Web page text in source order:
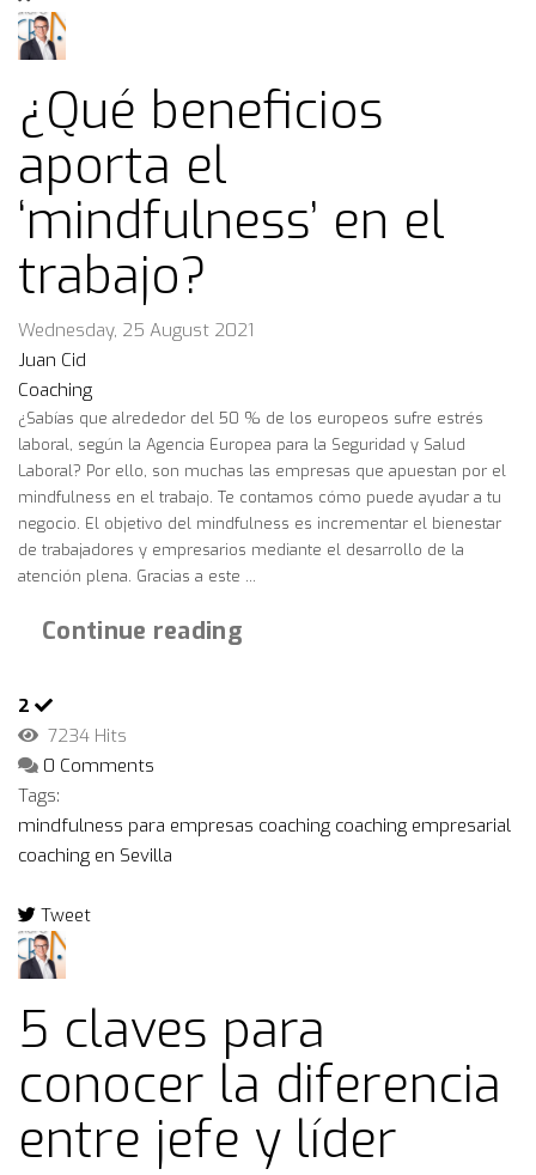
¿Qué beneficios
aporta el
‘mindfulness’ en el
trabajo?
Wednesday, 25 August 2021
Juan Cid
Coaching
¿Sabías que alrededor del 50 % de los europeos sufre estrés
laboral, según la Agencia Europea para la Seguridad y Salud
Laboral? Por ello, son muchas las empresas que apuestan por el
mindfulness en el trabajo. Te contamos cómo puede ayudar a tu
negocio. El objetivo del mindfulness es incrementar el bienestar
de trabajadores y empresarios mediante el desarrollo de la
atención plena. Gracias a este ...
Continue reading
2
7234 Hits
0 Comments
Tags:
mindfulness para empresas coaching coaching empresarial
coaching en Sevilla
Tweet
pinterest
5 claves para
conocer la diferencia
entre jefe y líder